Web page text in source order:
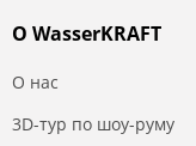
О WasserKRAFT
О нас
3D-тур по шоу-руму